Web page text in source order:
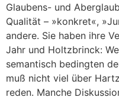
Glaubens- und
Qualität – »konkret«,
andere. Sie haben ihre
Jahr und Holtzbrinck:
semantisch bedingten
muß nicht viel über
reden. Manche